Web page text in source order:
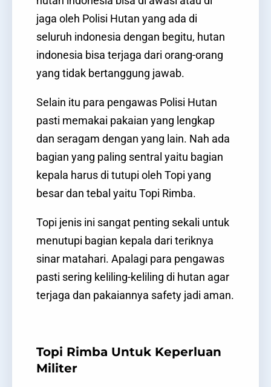
jaga oleh Polisi Hutan yang ada di
seluruh indonesia dengan begitu, hutan
indonesia bisa terjaga dari orang-orang
yang tidak bertanggung jawab.
Selain itu para pengawas Polisi Hutan
pasti memakai pakaian yang lengkap
dan seragam dengan yang lain. Nah ada
bagian yang paling sentral yaitu bagian
kepala harus di tutupi oleh Topi yang
besar dan tebal yaitu Topi Rimba.
Topi jenis ini sangat penting sekali untuk
menutupi bagian kepala dari teriknya
sinar matahari. Apalagi para pengawas
pasti sering keliling-keliling di hutan agar
terjaga dan pakaiannya safety jadi aman.
Topi Rimba Untuk Keperluan
Militer